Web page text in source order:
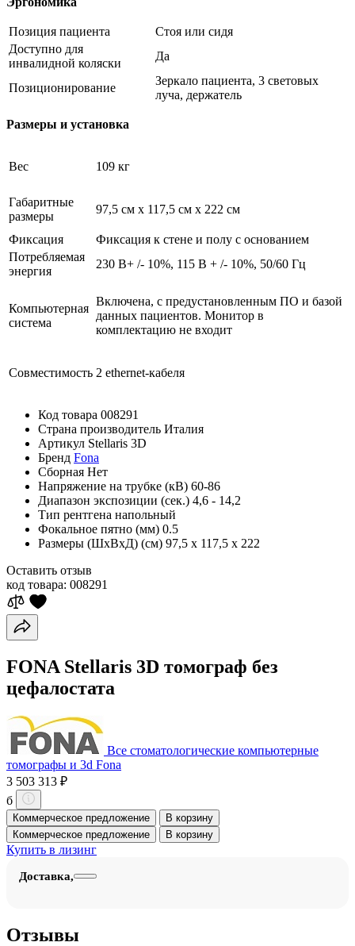
Позиция пациента
Стоя или сидя
Доступно для
инвалидной коляски
Да
Позиционирование
Зеркало пациента, 3 световых
луча, держатель
Размеры и установка
Вес 109 кг
Габаритные
размеры
97,5 см х 117,5 см х 222 см
Фиксация
Фиксация к стене и полу с основанием
Потребляемая
энергия
230 В+ /- 10%, 115 В + /- 10%, 50/60 Гц
Компьютерная
система
Включена, с предустановленным ПО и базой
данных пациентов. Монитор в
комплектацию не входит
Совместимость 2 ethernet-кабеля
Код товара 008291
Страна производитель Италия
Артикул Stellaris 3D
Бренд Fona
Сборная Нет
Напряжение на трубке (кВ) 60-86
Диапазон экспозиции (сек.) 4,6 - 14,2
Тип рентгена напольный
Фокальное пятно (мм) 0.5
Размеры (ШхВхД) (см) 97,5 х 117,5 х 222
Оставить отзыв
код товара: 008291
FОNA Stellaris 3D томограф без
цефалостата
Все стоматологические компьютерные
томографы и 3d Fona
3 503 313 ₽
б
Коммерческое предложение
В корзину
Коммерческое предложение
В корзину
Купить в лизинг
Доставка,
Отзывы